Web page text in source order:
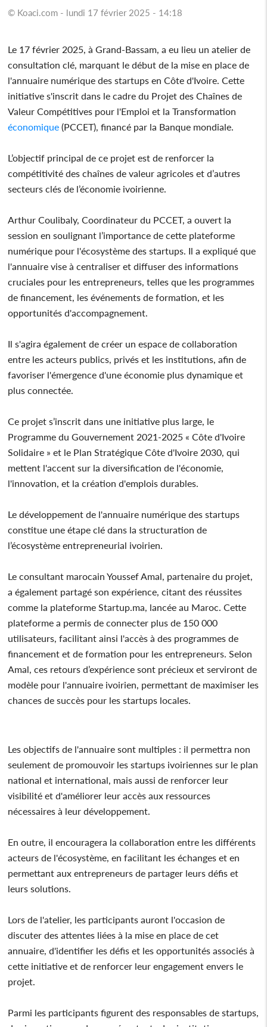
© Koaci.com - lundi 17 février 2025 - 14:18
Le 17 février 2025, à Grand-Bassam, a eu lieu un atelier de
consultation clé, marquant le début de la mise en place de
l'annuaire numérique des startups en Côte d'Ivoire. Cette
initiative s'inscrit dans le cadre du Projet des Chaînes de
Valeur Compétitives pour l'Emploi et la Transformation
économique (PCCET), financé par la Banque mondiale.
L’objectif principal de ce projet est de renforcer la
compétitivité des chaînes de valeur agricoles et d’autres
secteurs clés de l’économie ivoirienne.
Arthur Coulibaly, Coordinateur du PCCET, a ouvert la
session en soulignant l’importance de cette plateforme
numérique pour l'écosystème des startups. Il a expliqué que
l'annuaire vise à centraliser et diffuser des informations
cruciales pour les entrepreneurs, telles que les programmes
de financement, les événements de formation, et les
opportunités d'accompagnement.
Il s'agira également de créer un espace de collaboration
entre les acteurs publics, privés et les institutions, afin de
favoriser l'émergence d'une économie plus dynamique et
plus connectée.
Ce projet s’inscrit dans une initiative plus large, le
Programme du Gouvernement 2021-2025 « Côte d'Ivoire
Solidaire » et le Plan Stratégique Côte d'Ivoire 2030, qui
mettent l'accent sur la diversification de l'économie,
l'innovation, et la création d'emplois durables.
Le développement de l'annuaire numérique des startups
constitue une étape clé dans la structuration de
l’écosystème entrepreneurial ivoirien.
Le consultant marocain Youssef Amal, partenaire du projet,
a également partagé son expérience, citant des réussites
comme la plateforme Startup.ma, lancée au Maroc. Cette
plateforme a permis de connecter plus de 150 000
utilisateurs, facilitant ainsi l'accès à des programmes de
financement et de formation pour les entrepreneurs. Selon
Amal, ces retours d’expérience sont précieux et serviront de
modèle pour l'annuaire ivoirien, permettant de maximiser les
chances de succès pour les startups locales.
Les objectifs de l'annuaire sont multiples : il permettra non
seulement de promouvoir les startups ivoiriennes sur le plan
national et international, mais aussi de renforcer leur
visibilité et d'améliorer leur accès aux ressources
nécessaires à leur développement.
En outre, il encouragera la collaboration entre les différents
acteurs de l'écosystème, en facilitant les échanges et en
permettant aux entrepreneurs de partager leurs défis et
leurs solutions.
Lors de l'atelier, les participants auront l'occasion de
discuter des attentes liées à la mise en place de cet
annuaire, d'identifier les défis et les opportunités associés à
cette initiative et de renforcer leur engagement envers le
projet.
Parmi les participants figurent des responsables de startups,